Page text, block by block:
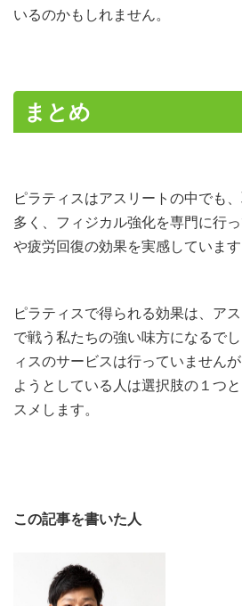
いるのかもしれません。
まとめ
ピラティスはアスリートの中でも
多く、フィジカル強化を専門に行
や疲労回復の効果を実感しています
ピラティスで得られる効果は、ア
で戦う私たちの強い味方になるで
ィスのサービスは行っていません
ようとしている人は選択肢の１つ
スメします。
この記事を書いた人